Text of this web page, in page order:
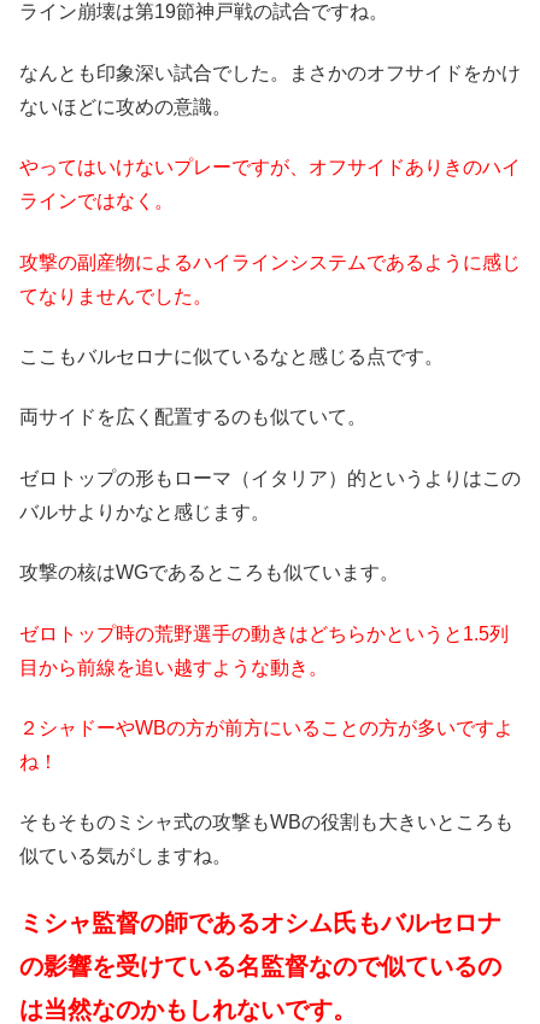
ライン崩壊は第19節神戸戦の試合ですね。
なんとも印象深い試合でした。まさかのオフサイドをかけ
ないほどに攻めの意識。
やってはいけないプレーですが、オフサイドありきのハイ
ラインではなく。
攻撃の副産物によるハイラインシステムであるように感じ
てなりませんでした。
ここもバルセロナに似ているなと感じる点です。
両サイドを広く配置するのも似ていて。
ゼロトップの形もローマ（イタリア）的というよりはこの
バルサよりかなと感じます。
攻撃の核はWGであるところも似ています。
ゼロトップ時の荒野選手の動きはどちらかというと1.5列
目から前線を追い越すような動き。
２シャドーやWBの方が前方にいることの方が多いですよ
ね！
そもそものミシャ式の攻撃もWBの役割も大きいところも
似ている気がしますね。
ミシャ監督の師であるオシム氏もバルセロナ
の影響を受けている名監督なので似ているの
は当然なのかもしれないです。